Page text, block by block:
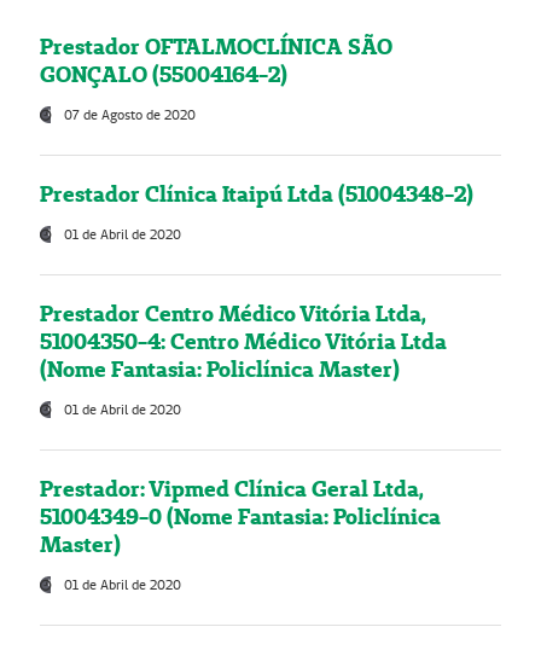
Prestador OFTALMOCLÍNICA SÃO
GONÇALO (55004164-2)
07 de Agosto de 2020
Prestador Clínica Itaipú Ltda (51004348-2)
01 de Abril de 2020
Prestador Centro Médico Vitória Ltda,
51004350-4: Centro Médico Vitória Ltda
(Nome Fantasia: Policlínica Master)
01 de Abril de 2020
Prestador: Vipmed Clínica Geral Ltda,
51004349-0 (Nome Fantasia: Policlínica
Master)
01 de Abril de 2020